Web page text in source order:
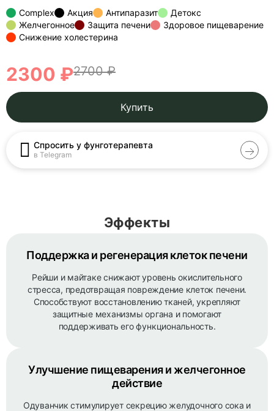
Complex Акция Антипаразит
Детокс
Желчегонное
Защита печени
Здоровое пищеварение
Снижение холестерина
2300 ₽2700 ₽
Купить
Спросить у фунготерапевта
в Telegram
Эффекты
Поддержка и регенерация клеток печени
Рейши и майтаке снижают уровень окислительного
стресса, предотвращая повреждение клеток печени.
Способствуют восстановлению тканей, укрепляют
защитные механизмы органа и помогают
поддерживать его функциональность.
Улучшение пищеварения и желчегонное
действие
Одуванчик стимулирует секрецию желудочного сока и